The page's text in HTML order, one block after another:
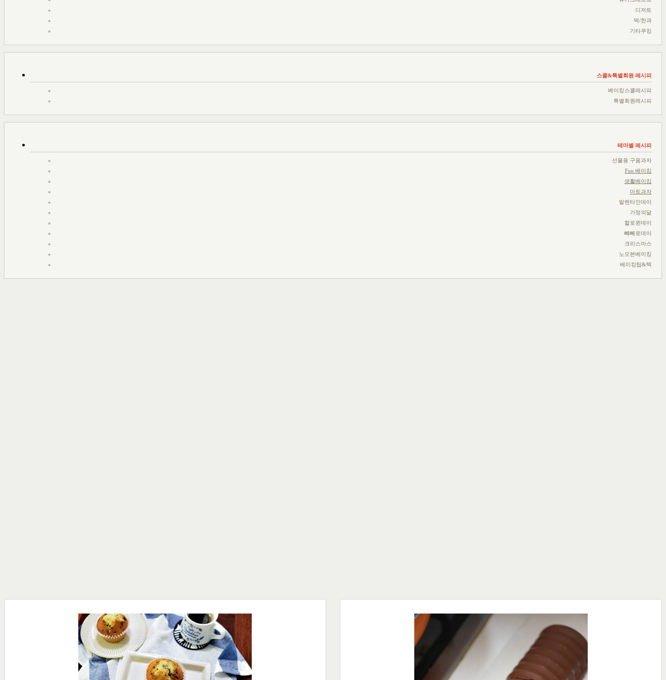
디저트
떡/한과
기타쿠킹
스쿨&특별회원 레시피
베이킹스쿨레시피
특별회원레시피
테마별 레시피
선물용 구움과자
Fun 베이킹
생활베이킹
마트과자
발렌타인데이
가정의달
할로윈데이
빼빼로데이
크리스마스
노오븐베이킹
베이킹팁&텍